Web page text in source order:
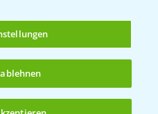
Datenschutzerklärung